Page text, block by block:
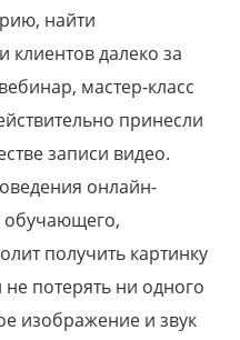
найти
клиентов далеко за
мастер-класс
принесли
записи видео.
онлайн-
обучающего,
получить картинку
потерять ни одного
изображение и звук